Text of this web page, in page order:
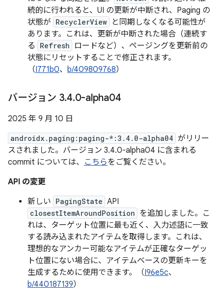
続的に行われると、UI の更新が中断され、Paging の
状態が RecyclerView
と同期しなくなる可能性が
あります。これは、更新が中断された場合（連続す
る
Refresh
ロードなど）、ページングを更新前の
状態にリセットすることで修正されます。
（I771b0、 b/409809768）
バージョン 3.4.0-alpha04
2025 年 9 月 10 日
androidx.paging:paging-*:3.4.0-alpha04 がリリー
スされました。バージョン 3.4.0-alpha04 に含まれる
commit については、 こちらをご覧ください。
API の変更
新しい PagingState API
closestItemAroundPosition を追加しました。こ
れは、ターゲット位置に最も近く、入力述語に一致
する読み込まれたアイテムを取得します。これは、
理想的なアンカー可能なアイテムが正確なターゲッ
ト位置にない場合に、アイテムベースの更新キーを
生成するために使用できます。（I96e5c、
b/440187139）